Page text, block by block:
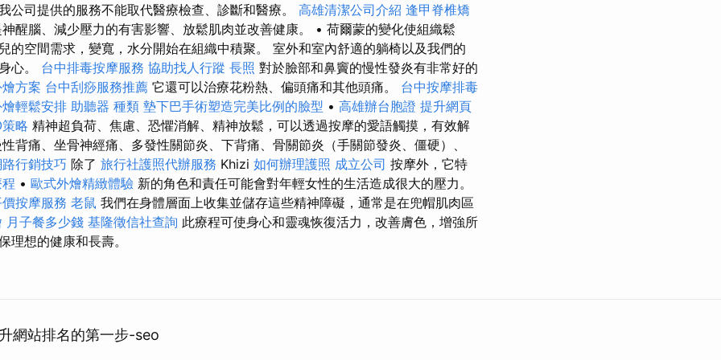
公司提供的服務不能取代醫療檢查、診斷和醫療。 高雄清潔公司介紹 逢甲脊椎矯
醒腦、減少壓力的有害影響、放鬆肌肉並改善健康。 • 荷爾蒙的變化使組織鬆
的空間需求，變寬，水分開始在組織中積聚。 室外和室內舒適的躺椅以及我們的
心。 台中排毒按摩服務 協助找人行蹤 長照 對於臉部和鼻竇的慢性發炎有非常好的
方案 台中刮痧服務推薦 它還可以治療花粉熱、偏頭痛和其他頭痛。 台中按摩排毒
輕鬆安排 助聽器 種類 墊下巴手術塑造完美比例的臉型 • 高雄辦台胞證 提升網頁
略 精神超負荷、焦慮、恐懼消解、精神放鬆，可以透過按摩的愛語觸摸，有效解
背痛、坐骨神經痛、多發性關節炎、下背痛、骨關節炎（手關節發炎、僵硬）、
行銷技巧 除了 旅行社護照代辦服務 Khizi 如何辦理護照 成立公司 按摩外，它特
• 歐式外燴精緻體驗 新的角色和責任可能會對年輕女性的生活造成很大的壓力。
按摩服務 老鼠 我們在身體層面上收集並儲存這些精神障礙，通常是在兜帽肌肉區
月子餐多少錢 基隆徵信社查詢 此療程可使身心和靈魂恢復活力，改善膚色，增強所
理想的健康和長壽。
網站排名的第一步-seo